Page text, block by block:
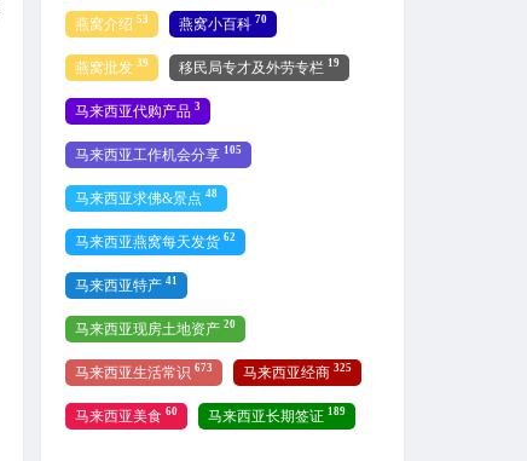
燕窝介绍 53 燕窝小百科 70
燕窝批发 39 移民局专才及外劳专栏 19
马来西亚代购产品 3
马来西亚工作机会分享 105
马来西亚求佛&景点 48
马来西亚燕窝每天发货 62
马来西亚特产 41
马来西亚现房土地资产 20
马来西亚生活常识 673 马来西亚经商 325
马来西亚美食 60 马来西亚长期签证 189